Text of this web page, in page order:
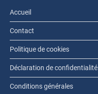
Accueil
Contact
Politique de cookies
Déclaration de confidentialité
Conditions générales